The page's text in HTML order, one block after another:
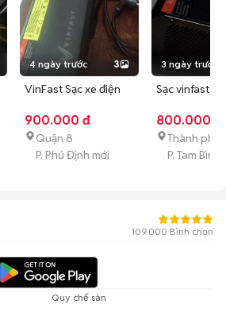
4 ngày trước 3
VinFast Sạc xe điện
900.000 đ
Quận 8
P. Phú Định mới
3 ngày trước
Sạc vinfast
800.000 đ
Thành phố
P. Tam Bình
109.000 Bình chọn
Quy chế sàn